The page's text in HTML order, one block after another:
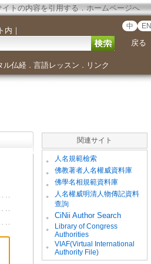
イトの内容を引用する．ホームページへ
内 ｜ 中 EN
戻る
ル仏経． 言語レッスン ． リンク
関連サイト
。 人名規範檢索
。 佛教著者人名權威資料庫
。 佛學名相規範資料庫
。
人名權威明清人物傳記資料
查詢
。
CiNii Author Search
。
Library of Congress
Authorities
。
VIAF(Virtual International
Authority File)